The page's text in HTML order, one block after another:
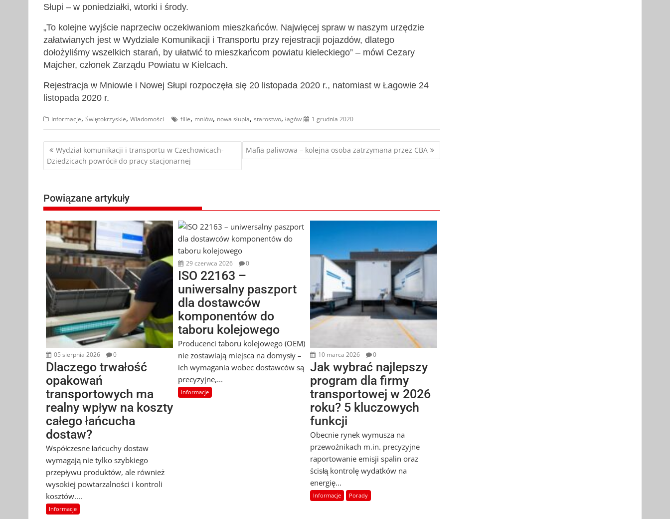
Słupi – w poniedziałki, wtorki i środy.
„To kolejne wyjście naprzeciw oczekiwaniom mieszkańców. Najwięcej spraw w naszym urzędzie
załatwianych jest w Wydziale Komunikacji i Transportu przy rejestracji pojazdów, dlatego
dołożyliśmy wszelkich starań, by ułatwić to mieszkańcom powiatu kieleckiego” – mówi Cezary
Majcher, członek Zarządu Powiatu w Kielcach.
Rejestracja w Mniowie i Nowej Słupi rozpoczęła się 20 listopada 2020 r., natomiast w Łagowie 24
listopada 2020 r.
Informacje, Świętokrzyskie, Wiadomości filie, mniów, nowa słupia, starostwo, łagów 1 grudnia 2020
Nawigacja
wpisu
Wydział komunikacji i transportu w Czechowicach-
Dziedzicach powrócił do pracy stacjonarnej
Mafia paliwowa – kolejna osoba zatrzymana przez CBA
Powiązane artykuły
05 sierpnia 2026 0
Dlaczego trwałość
opakowań
transportowych ma
realny wpływ na koszty
całego łańcucha
dostaw?
Współczesne łańcuchy dostaw
wymagają nie tylko szybkiego
przepływu produktów, ale również
wysokiej powtarzalności i kontroli
kosztów....
Informacje
29 czerwca 2026 0
ISO 22163 –
uniwersalny paszport
dla dostawców
komponentów do
taboru kolejowego
Producenci taboru kolejowego (OEM)
nie zostawiają miejsca na domysły –
ich wymagania wobec dostawców są
precyzyjne,...
Informacje
10 marca 2026 0
Jak wybrać najlepszy
program dla firmy
transportowej w 2026
roku? 5 kluczowych
funkcji
Obecnie rynek wymusza na
przewoźnikach m.in. precyzyjne
raportowanie emisji spalin oraz
ścisłą kontrolę wydatków na
energię...
Informacje Porady